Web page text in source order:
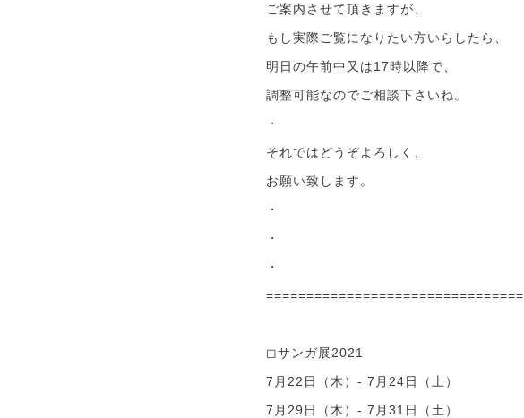
ご案内させて頂きますが、
もし実際ご覧になりたい方いらしたら、
明日の午前中又は17時以降で、
調整可能なのでご相談下さいね。
・
それではどうぞよろしく、
お願い致します。
・
・
・
================================
◻︎サンガ展2021
7月22日（木）- 7月24日（土）
7月29日（木）- 7月31日（土）